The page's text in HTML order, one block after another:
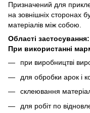
Призначений для
на зовнішніх сторонах
матеріалів між собою.
Області застосування:
При використанні
при виробництві
для обробки арок і
склеювання
для робіт по